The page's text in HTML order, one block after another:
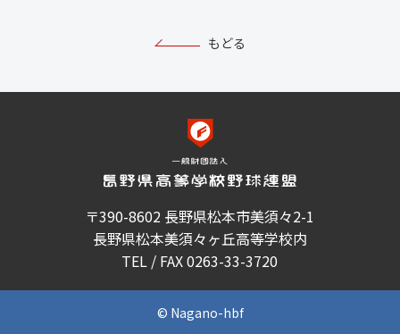
もどる
〒390-8602 長野県松本市美須々2-1
長野県松本美須々ヶ丘高等学校内
TEL / FAX 0263-33-3720
© Nagano-hbf